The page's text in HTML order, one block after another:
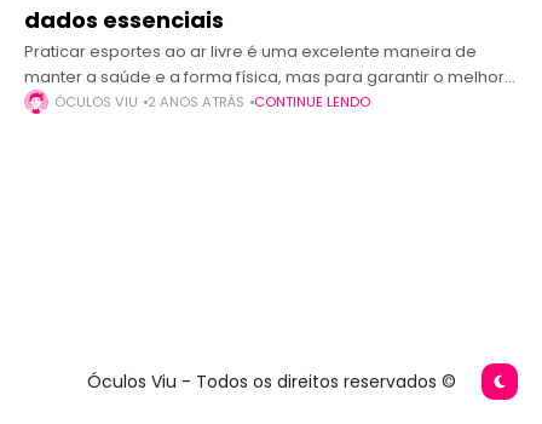
dados essenciais
Praticar esportes ao ar livre é uma excelente maneira de
manter a saúde e a forma física, mas para garantir o melhor
desempenho e segurança, a escolha dos óculos certos
ÓCULOS VIU 2 ANOS ATRÁS CONTINUE LENDO
Óculos Viu - Todos os direitos reservados ©